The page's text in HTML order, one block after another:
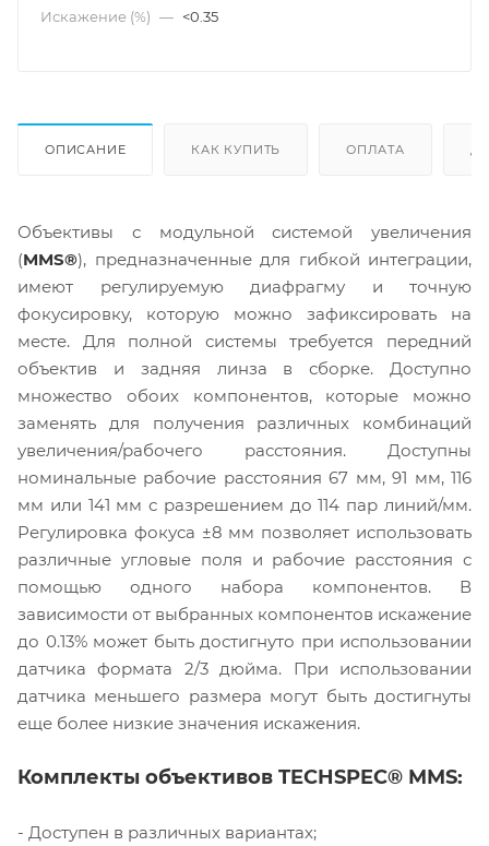
Искажение (%) — <0.35
ОПИСАНИЕ КАК КУПИТЬ ОПЛАТА
Объективы с модульной системой увеличения
(MMS®), предназначенные для гибкой интеграции,
имеют регулируемую диафрагму и точную
фокусировку, которую можно зафиксировать на
месте. Для полной системы требуется передний
объектив и задняя линза в сборке. Доступно
множество обоих компонентов, которые можно
заменять для получения различных комбинаций
увеличения/рабочего расстояния. Доступны
номинальные рабочие расстояния 67 мм, 91 мм, 116
мм или 141 мм с разрешением до 114 пар линий/мм.
Регулировка фокуса ±8 мм позволяет использовать
различные угловые поля и рабочие расстояния с
помощью одного набора компонентов. В
зависимости от выбранных компонентов искажение
до 0.13% может быть достигнуто при использовании
датчика формата 2/3 дюйма. При использовании
датчика меньшего размера могут быть достигнуты
еще более низкие значения искажения.
Комплекты объективов TECHSPEC® MMS:
- Доступен в различных вариантах;